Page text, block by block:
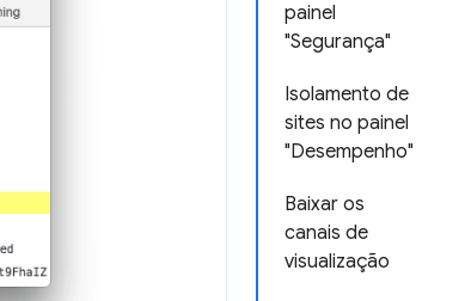
painel
"Segurança"
Isolamento de
sites no painel
"Desempenho"
Baixar os
canais de
visualização